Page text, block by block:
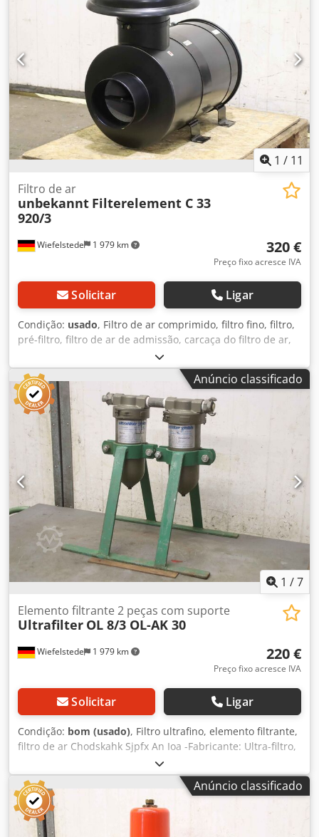
1 / 11
Wiefelstede 1 979 km
Filtro de ar
unbekannt Filterelement C 33
920/3
320 €
Preço fixo acresce IVA
Solicitar Ligar
Condição: usado, Filtro de ar comprimido, filtro fino, filtro,
pré-filtro, filtro de ar de admissão, carcaça do filtro de ar,
carcaça do filtro de ar, filtro de ar do gerador Csdpeh Ra
Hyjfx An Isha -Filtro de ar: com elemento filtrante -Filtro
tipo: C 33 920/3 -Dimensões: 735/445/H730 mm -Peso: 34
kg
Anúncio classificado
1 /7
Wiefelstede 1 979 km
Elemento filtrante 2 peças com suporte
Ultrafilter OL 8/3 OL-AK 30
220 €
Preço fixo acresce IVA
Solicitar Ligar
Condição: bom (usado), Filtro ultrafino, elemento filtrante,
filtro de ar Chodskahk Sjpfx An Ioa -Fabricante: Ultra-filtro,
filtro ultra-fino 2 peças com suporte -Elementos
filtrantes:Tipo OL 8/3 -Filtro: Tipo OL-AK 30 -Pressão: máx.
250 PSI / 17 bar -dimensão: 550/430/H470 mm -Peso: 19 kg
Anúncio classificado